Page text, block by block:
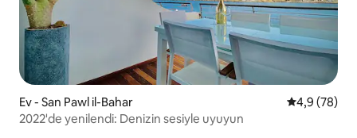
Ev - San Pawl il-Bahar 5 üzerinden
4,9 (78)
2022'de yenilendi: Denizin sesiyle uyuyun